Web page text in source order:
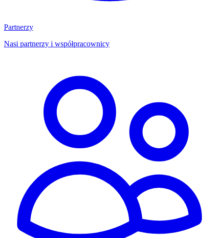
Partnerzy
Nasi partnerzy i współpracownicy